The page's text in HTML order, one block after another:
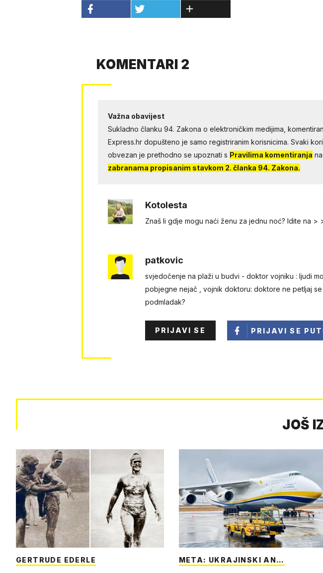
KOMENTARI 2
Važna obavijest
Sukladno članku 94. Zakona o elektroničkim medijima,
Express.hr dopušteno je samo registriranim korisnicima. Svaki
obvezan je prethodno se upoznati s Pravilima komentiranja
zabranama propisanim stavkom 2. članka 94. Zakona.
Kotolesta
Znaš li gdje mogu naći ženu za jednu noć? Idite na >
patkovic
svjedočenje na plaži u budvi - doktor vojniku : ljudi
pobjegne nejač , vojnik doktoru: doktore ne petljaj
podmladak?
PRIJAVI SE PRIJAVI SE
JOŠ
GERTRUDE EDERLE META: UKRAJINSKI AN…